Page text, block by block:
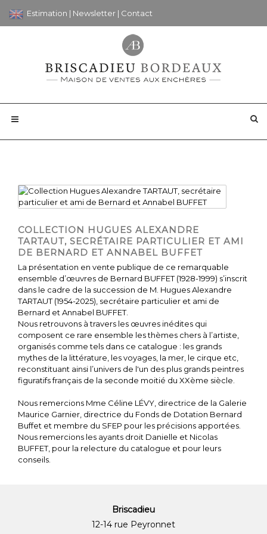
Estimation | Newsletter | Contact
COLLECTION HUGUES ALEXANDRE
TARTAUT, SECRÉTAIRE PARTICULIER ET AMI
DE BERNARD ET ANNABEL BUFFET
La présentation en vente publique de ce remarquable
ensemble d’œuvres de Bernard BUFFET (1928-1999) s’inscrit
dans le cadre de la succession de M. Hugues Alexandre
TARTAUT (1954-2025), secrétaire particulier et ami de
Bernard et Annabel BUFFET.
Nous retrouvons à travers les œuvres inédites qui
composent ce rare ensemble les thèmes chers à l’artiste,
organisés comme tels dans ce catalogue : les grands
mythes de la littérature, les voyages, la mer, le cirque etc,
reconstituant ainsi l’univers de l'un des plus grands peintres
figuratifs français de la seconde moitié du XXème siècle.
Nous remercions Mme Céline LÉVY, directrice de la Galerie
Maurice Garnier, directrice du Fonds de Dotation Bernard
Buffet et membre du SFEP pour les précisions apportées.
Nous remercions les ayants droit Danielle et Nicolas
BUFFET, pour la relecture du catalogue et pour leurs
conseils.
Briscadieu
12-14 rue Peyronnet